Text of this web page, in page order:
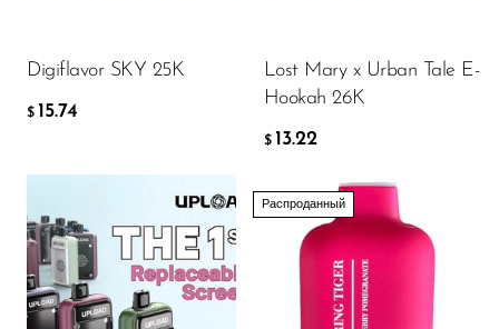
Milli Bar
Monster Bar
Naked
Nexa
NIKO Bar
Digiflavor SKY 25K
$ 15.74
Lost Mary x Urban Tale E-
Hookah 26K
$ 13.22
Flavor
Распроданный